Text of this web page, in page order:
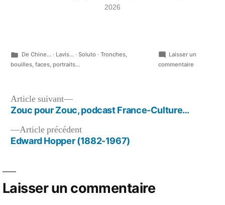
2026
Publié
dans
De Chine... · Lavis... · Soluto· Tronches,
bouilles, faces, portraits...
Laisser un
commentairesur
Navigation
de
l’article
Article précédentArticle
précédent :
Edward Hopper (1882-1967)
Article suivant
Article
suivant :
Zouc pour Zouc, podcast France-Culture…
Laisser un commentaire